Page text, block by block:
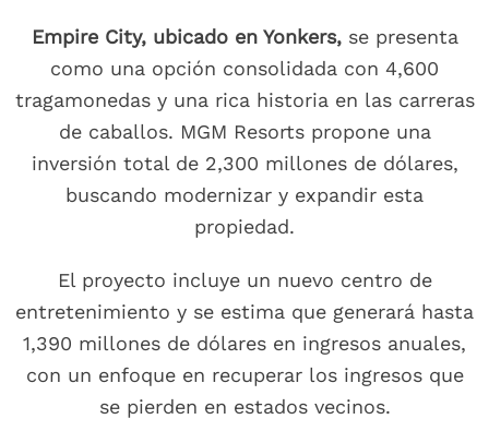
Empire City, ubicado en Yonkers,se presenta
como una opción consolidada con 4,600
tragamonedas y una rica historia en las carreras
de caballos. MGM Resorts propone una
inversión total de 2,300 millones de dólares,
buscando modernizar y expandir esta
propiedad.
El proyecto incluye un nuevo centro de
entretenimiento y se estima que generará hasta
1,390 millones de dólares en ingresos anuales,
con un enfoque en recuperar los ingresos que
se pierden en estados vecinos.